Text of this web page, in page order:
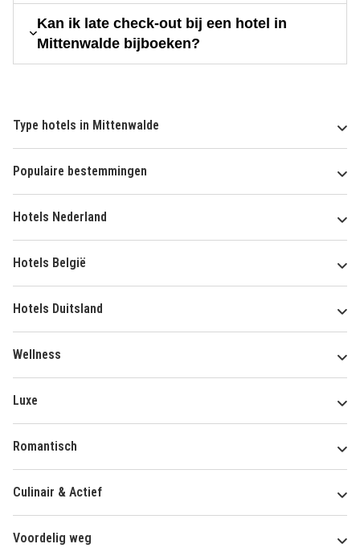
Kan ik late check-out bij een hotel in
Mittenwalde bijboeken?
Type hotels in Mittenwalde
Populaire bestemmingen
Hotels Nederland
Hotels België
Hotels Duitsland
Wellness
Luxe
Romantisch
Culinair & Actief
Voordelig weg